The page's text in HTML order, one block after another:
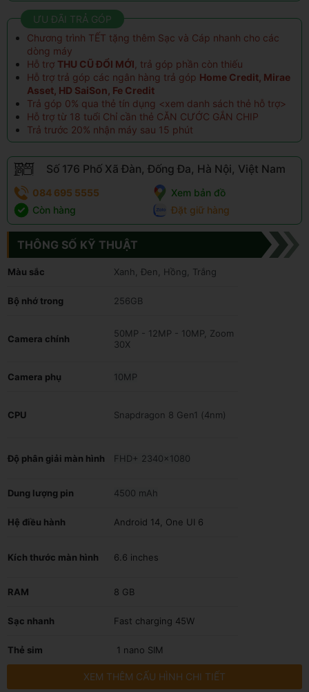
ƯU ĐÃI TRẢ GÓP
Chương trình TẾT tặng thêm Sạc và Cáp nhanh cho các
dòng máy
Hỗ trợ THU CŨ ĐỔI MỚI , trả góp phần còn thiếu
Hỗ trợ trả góp các ngân hàng trả góp Home Credit, Mirae
Asset, HD SaiSon, Fe Credit
Trả góp 0% qua thẻ tín dụng <xem danh sách thẻ hỗ trợ>
Hỗ trợ từ 18 tuổi Chỉ cần thẻ CĂN CƯỚC GẮN CHIP
Trả trước 20% nhận máy sau 15 phút
Số 176 Phố Xã Đàn, Đống Đa, Hà Nội, Việt Nam
084 695 5555
Xem bản đồ
Còn hàng
Đặt giữ hàng
THÔNG SỐ KỸ THUẬT
Màu sắc Xanh, Đen, Hồng, Trắng
Bộ nhớ trong 256GB
Camera chính
50MP - 12MP - 10MP, Zoom
30X
Camera phụ 10MP
CPU Snapdragon 8 Gen1 (4nm)
Độ phân giải màn hình FHD+ 2340x1080
Dung lượng pin 4500 mAh
Hệ điều hành Android 14, One UI 6
Kích thước màn hình 6.6 inches
RAM 8 GB
Sạc nhanh Fast charging 45W
Thẻ sim 1 nano SIM
XEM THÊM CẤU HÌNH CHI TIẾT